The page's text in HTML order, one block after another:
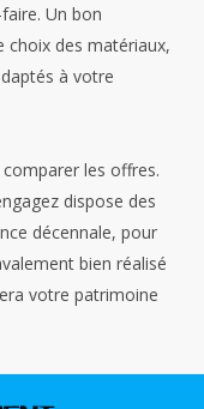
Un bon
choix des matériaux,
à votre
les offres.
dispose des
décennale, pour
bien réalisé
votre patrimoine